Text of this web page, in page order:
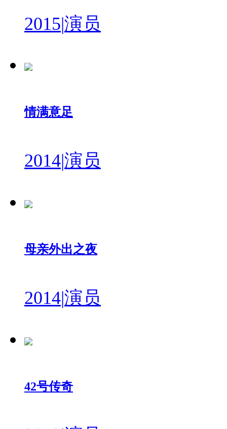
2015|演员
情满意足
2014|演员
母亲外出之夜
2014|演员
42号传奇